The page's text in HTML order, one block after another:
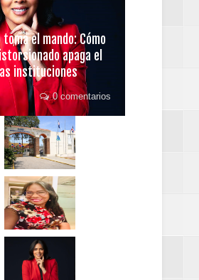
toma el mando: Cómo
apaga el
instituciones
0 comentarios